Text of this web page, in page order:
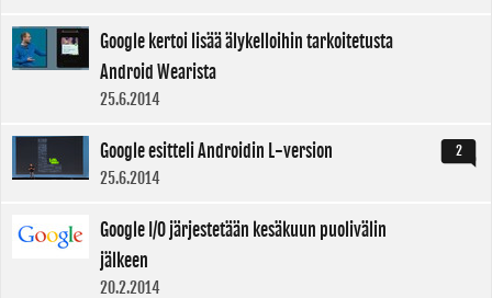
Google kertoi lisää älykelloihin tarkoitetusta
Android Wearista
25.6.2014
2
Google esitteli Androidin L-version
25.6.2014
Google I/O järjestetään kesäkuun puolivälin
jälkeen
20.2.2014